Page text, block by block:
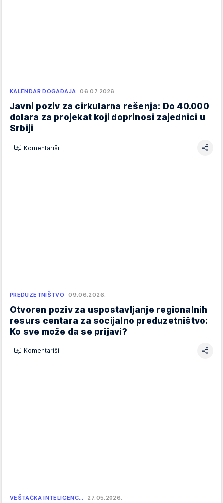
KALENDAR DOGAĐAJA 06.07.2026.
Javni poziv za cirkularna rešenja: Do 40.000
dolara za projekat koji doprinosi zajednici u
Srbiji
Komentariši
PREDUZETNIŠTVO 09.06.2026.
Otvoren poziv za uspostavljanje regionalnih
resurs centara za socijalno preduzetništvo:
Ko sve može da se prijavi?
Komentariši
VEŠTAČKA INTELIGENC… 27.05.2026.